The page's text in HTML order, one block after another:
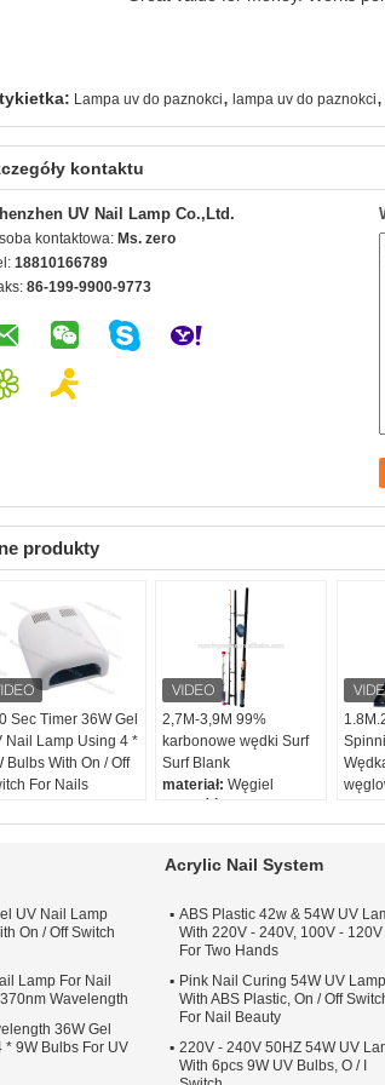
Lampa uv do paznokci, lampa uv do paznokci,
kontaktu
UV Nail Lamp Co.,Ltd.
kontaktowa: Ms. zero
18810166789
86-199-9900-9773
produkty
Sec Timer 36W Gel
Nail Lamp Using 4 *
Bulbs With On / Off
For Nails
2,7M-3,9M 99%
karbonowe wędki Surf
Surf Blank
materiał:Węgiel
Sekcja:4 sekcje
UV Nail Lamp
On / Off Switch
Lamp For Nail
Wavelength
36W Gel
* 9W Bulbs For UV
Acrylic Nail System
ABS Plastic 42w & 54W UV
With 220V - 240V, 100V - 120V
For Two Hands
Pink Nail Curing 54W UV Lamp
With ABS Plastic, On / Off
For Nail Beauty
220V - 240V 50HZ 54W UV
With 6pcs 9W UV Bulbs, O / I